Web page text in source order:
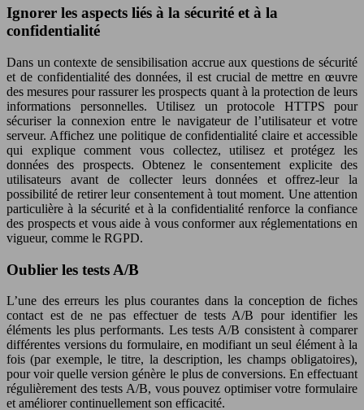
Ignorer les aspects liés à la sécurité et à la
confidentialité
Dans un contexte de sensibilisation accrue aux questions de sécurité
et de confidentialité des données, il est crucial de mettre en œuvre
des mesures pour rassurer les prospects quant à la protection de leurs
informations personnelles. Utilisez un protocole HTTPS pour
sécuriser la connexion entre le navigateur de l’utilisateur et votre
serveur. Affichez une politique de confidentialité claire et accessible
qui explique comment vous collectez, utilisez et protégez les
données des prospects. Obtenez le consentement explicite des
utilisateurs avant de collecter leurs données et offrez-leur la
possibilité de retirer leur consentement à tout moment. Une attention
particulière à la sécurité et à la confidentialité renforce la confiance
des prospects et vous aide à vous conformer aux réglementations en
vigueur, comme le RGPD.
Oublier les tests A/B
L’une des erreurs les plus courantes dans la conception de fiches
contact est de ne pas effectuer de tests A/B pour identifier les
éléments les plus performants. Les tests A/B consistent à comparer
différentes versions du formulaire, en modifiant un seul élément à la
fois (par exemple, le titre, la description, les champs obligatoires),
pour voir quelle version génère le plus de conversions. En effectuant
régulièrement des tests A/B, vous pouvez optimiser votre formulaire
et améliorer continuellement son efficacité.